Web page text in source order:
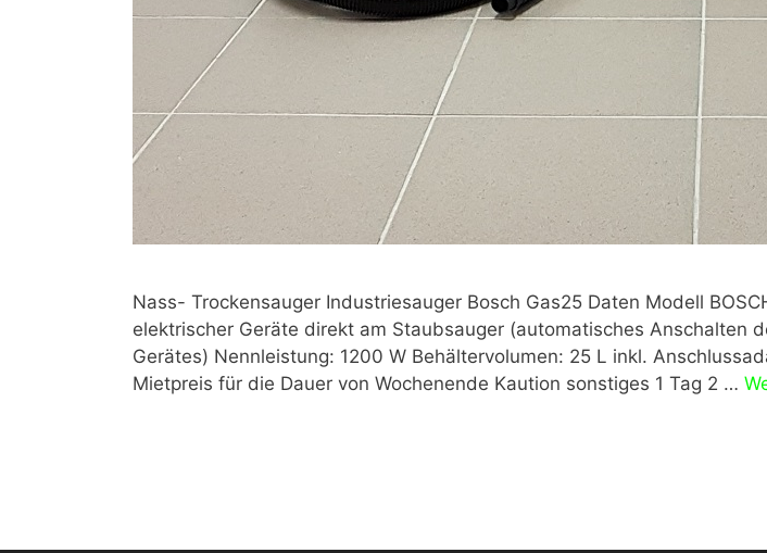
Nass- Trockensauger Industriesauger Bosch Gas25 Daten Modell
elektrischer Geräte direkt am Staubsauger (automatisches Anschalten
Gerätes) Nennleistung: 1200 W Behältervolumen: 25 L inkl.
Mietpreis für die Dauer von Wochenende Kaution sonstiges 1 Tag 2 …